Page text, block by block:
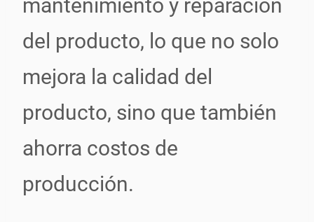
mantenimiento y reparación
del producto, lo que no solo
mejora la calidad del
producto, sino que también
ahorra costos de
producción.